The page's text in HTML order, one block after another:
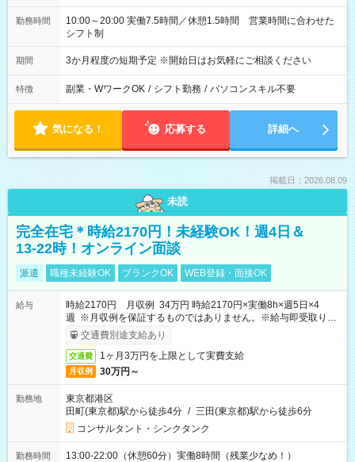
勤務時間
10:00～20:00 実働7.5時間／休憩1.5時間 営業時間に合わせた
シフト制
期間 3か月程度の短期予定 ※開始日はお気軽にご相談ください
特徴 副業・WワークOK / シフト勤務 / パソコンスキル不要
気になる！ 応募する 詳細へ
掲載日：2026.08.09
未読
完全在宅＊時給2170円！未経験OK！週4日＆
13-22時！オンライン面談
派遣 職種未経験OK ブランクOK WEB登録・面接OK
給与
時給2170円 月収例 34万円 時給2170円×実働8h×週5日×4
週 ※月収例を保証するものではありません。※給与即受取りサ
ービス利用可（利用条件有）
交通費別途支給あり
交通費 1ヶ月3万円を上限として実費支給
月収例 30万円～
勤務地
東京都港区
田町(東京都)駅から徒歩4分 / 三田(東京都)駅から徒歩6分
コンサルタント・シンクタンク
勤務時間 13:00-22:00（休憩60分）実働8時間（残業少なめ！）